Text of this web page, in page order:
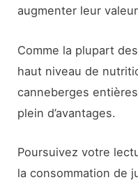
augmenter leur
Comme la plupart
haut niveau de
canneberges
plein d’avantages.
Poursuivez votre
la consommation de